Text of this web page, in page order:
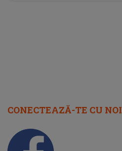
CONECTEAZĂ-TE CU NOI